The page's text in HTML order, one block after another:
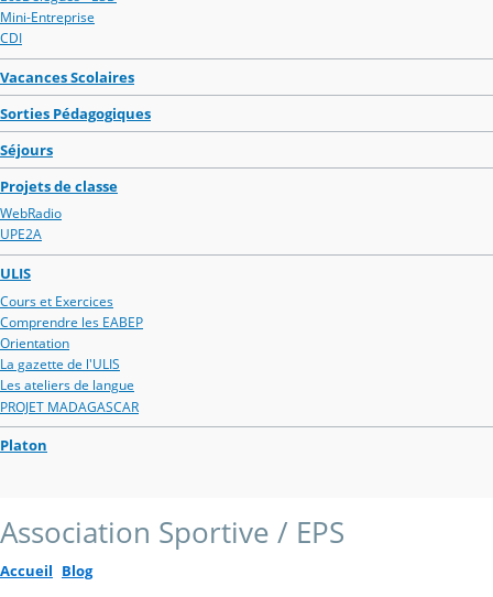
Mini-Entreprise
CDI
Vacances Scolaires
Sorties Pédagogiques
Séjours
Projets de classe
WebRadio
UPE2A
ULIS
Cours et Exercices
Comprendre les EABEP
Orientation
La gazette de l'ULIS
Les ateliers de langue
PROJET MADAGASCAR
Platon
Association Sportive / EPS
Accueil Blog